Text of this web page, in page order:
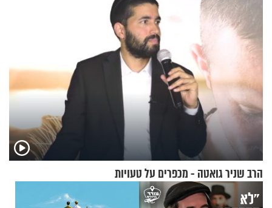
הרב שניר גואטה - מכפרים על טעויות